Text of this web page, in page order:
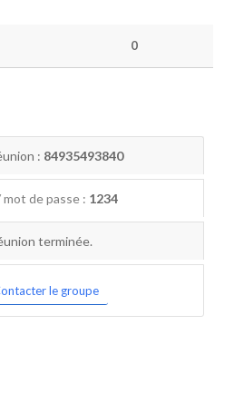
0
: 84935493840
mot de passe : 1234
terminée.
le groupe